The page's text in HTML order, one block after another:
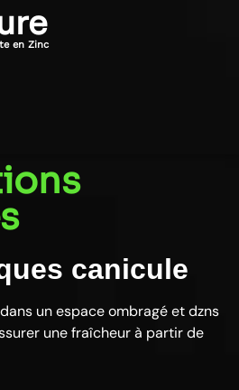
en Zinc
canicule
un espace ombragé et dzns
une fraîcheur à partir de